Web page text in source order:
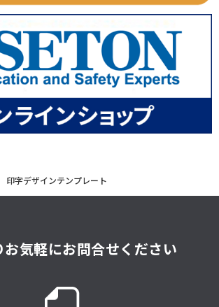
印字デザインテンプレート
お気軽にお問合せください